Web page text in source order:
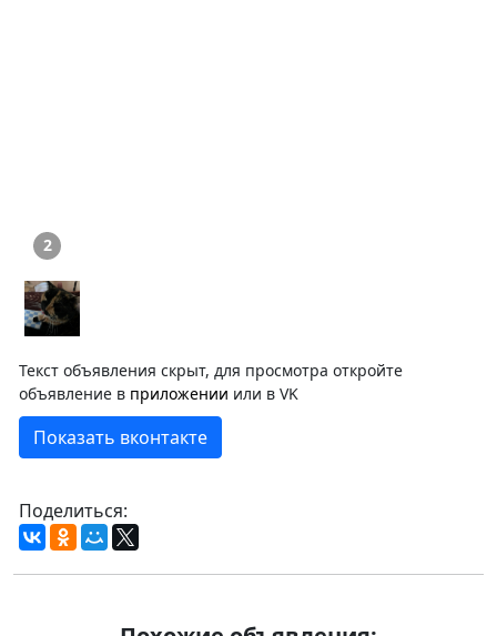
2
Текст объявления скрыт, для просмотра откройте
объявление в приложении или в VK
Показать вконтакте
Поделиться: